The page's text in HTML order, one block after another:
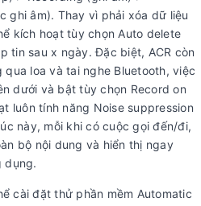
ghi âm). Thay vì phải xóa dữ liệu
kích hoạt tùy chọn Auto delete
tin sau x ngày. Đặc biệt, ACR còn
loa và tai nghe Bluetooth, việc
dưới và bật tùy chọn Record on
luôn tính năng Noise suppression
này, mỗi khi có cuộc gọi đến/đi,
bộ nội dung và hiển thị ngay
dụng.
cài đặt thử phần mềm Automatic